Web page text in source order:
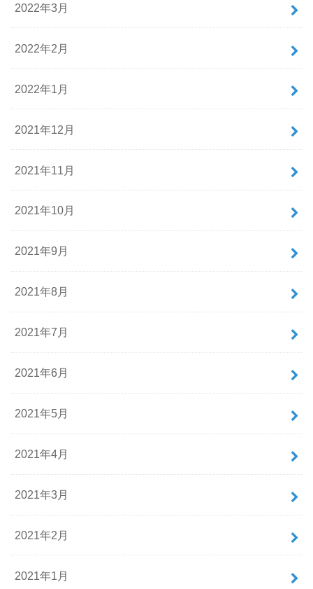
2022年3月
2022年2月
2022年1月
2021年12月
2021年11月
2021年10月
2021年9月
2021年8月
2021年7月
2021年6月
2021年5月
2021年4月
2021年3月
2021年2月
2021年1月